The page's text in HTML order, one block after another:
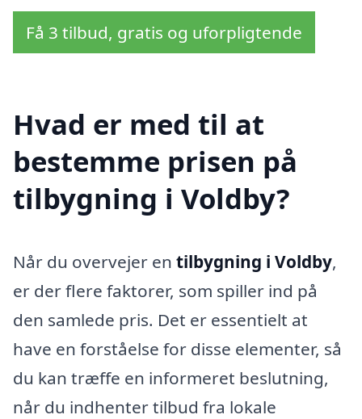
Få 3 tilbud, gratis og uforpligtende
Hvad er med til at
bestemme prisen på
tilbygning i Voldby?
Når du overvejer en tilbygning i Voldby,
er der flere faktorer, som spiller ind på
den samlede pris. Det er essentielt at
have en forståelse for disse elementer, så
du kan træffe en informeret beslutning,
når du indhenter tilbud fra lokale